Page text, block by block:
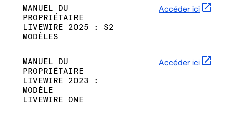
MANUEL DU
PROPRIÉTAIRE
LIVEWIRE 2025 : S2
MODÈLES
Accéder ici
MANUEL DU
PROPRIÉTAIRE
LIVEWIRE 2023 :
MODÈLE
LIVEWIRE ONE
Accéder ici